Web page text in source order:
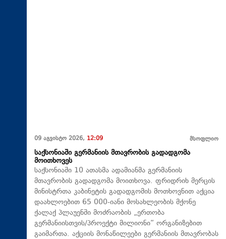
09 აგვისტო 2026, 12:09 მსოფლიო
საქსონიაში გერმანიის მთავრობის გადადგომა
მოითხოვეს
საქსონიაში 10 ათასმა ადამიანმა გერმანიის
მთავრობის გადადგომა მოითხოვა. ფრიდრიხ მერცის
მინისტრთა კაბინეტის გადადგომის მოთხოვნით აქცია
დაახლოებით 65 000-იანი მოსახლეობის მქონე
ქალაქ პლაუენში მოძრაობის „ერთობა
გერმანიისთვის/პროექტი მილიონი“ ორგანიზებით
გაიმართა. აქციის მონაწილეები გერმანიის მთავრობას